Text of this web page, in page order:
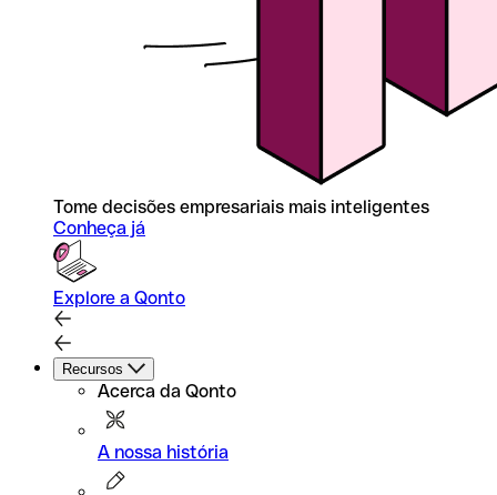
Tome decisões empresariais mais inteligentes
Conheça já
Explore a Qonto
Recursos
Acerca da Qonto
A nossa história